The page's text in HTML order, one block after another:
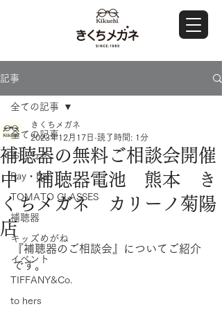
記事
全ての記事
おしらせ
Ray・Ban
TOMATO GLASSES
補聴器
キッズめがね
イベント
TIFFANY&Co.
to hers
全ての記事
補聴器の無料ご相談会開催
中 補聴器電池 熊本 き
くちメガネ カリーノ菊陽
店
きくちメガネ
2023年12月17日 読了時間: 1分
『補聴器のご相談会』についてご紹介
です。